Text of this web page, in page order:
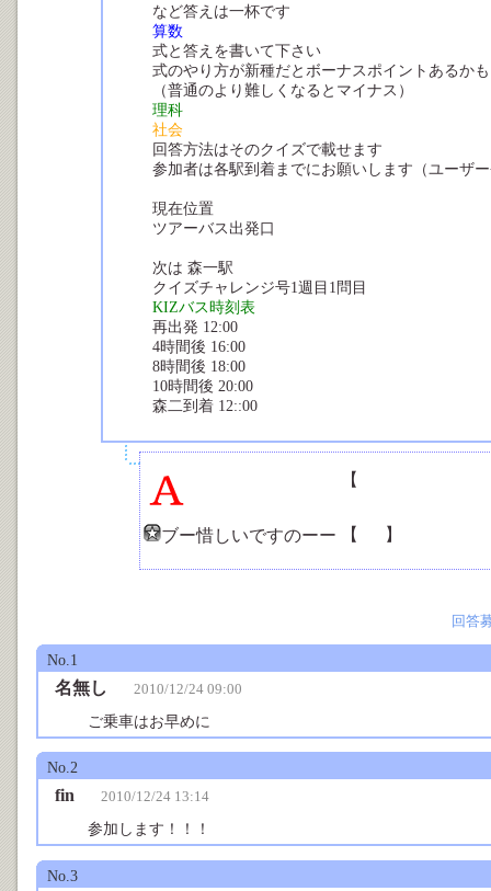
など答えは一杯です
算数
式と答えを書いて下さい
式のやり方が新種だとボーナスポイントあるか
（普通のより難しくなるとマイナス）
理科
社会
回答方法はそのクイズで載せます
参加者は各駅到着までにお願いします（ユーザ
現在位置
ツアーバス出発口
次は 森一駅
クイズチャレンジ号1週目1問目
KIZバス時刻表
再出発 12:00
4時間後 16:00
8時間後 18:00
10時間後 20:00
森二到着 12::00
【
ブー惜しいですのーー
【 】
回答
No.1
名無し 2010/12/24 09:00
ご乗車はお早めに
No.2
fin 2010/12/24 13:14
参加します！！！
No.3